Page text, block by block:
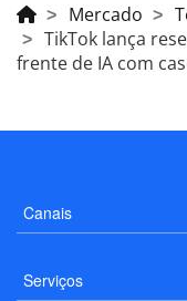
Mercado
TikTok lança
frente de IA com
Canais
Serviços